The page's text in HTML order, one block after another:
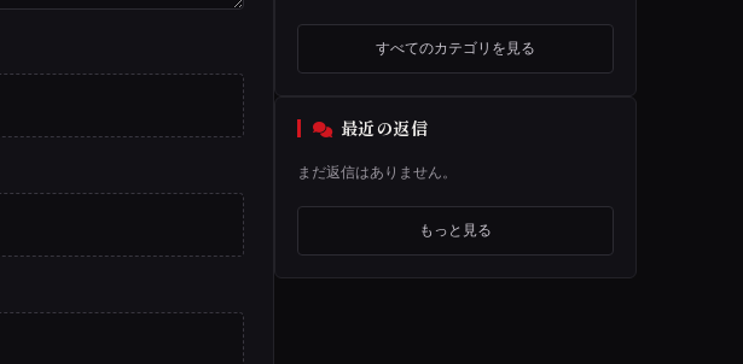
すべてのカテゴリを見る
最近の返信
まだ返信はありません。
もっと見る